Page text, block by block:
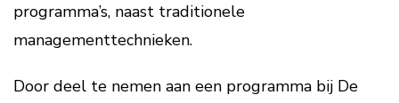
programma’s, naast traditionele
managementtechnieken.
Door deel te nemen aan een programma bij De